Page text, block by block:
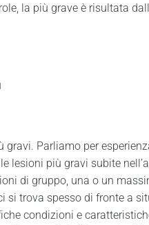
la più grave è risultata
Parliamo per
lesioni più gravi subite
di gruppo, una o un
si trova spesso di fronte a
condizioni e